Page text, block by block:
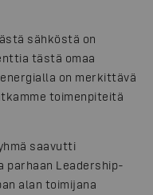
sähköstä on
tästä omaa
on merkittävä
toimenpiteitä
saavutti
parhaan Leadership-
alan toimijana